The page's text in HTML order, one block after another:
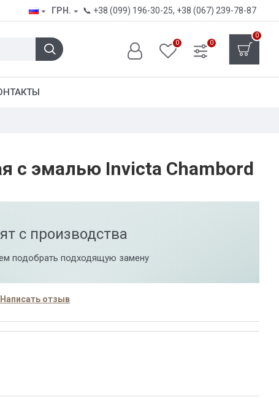
ГРН. 📞 +38 (099) 196-30-25, +38 (067) 239-78-87
0 0
0
с эмалью Invicta Chambord
с производства
подобрать подходящую замену
Написать отзыв